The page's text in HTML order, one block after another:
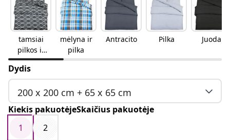
tamsiai
pilkos ir
baltos
spalvos
mėlyna ir
pilka
Antracito Pilka Juoda
Dydis
200 x 200 cm + 65 x 65 cm
Kiekis pakuotėjeSkaičius pakuotėje
1
2